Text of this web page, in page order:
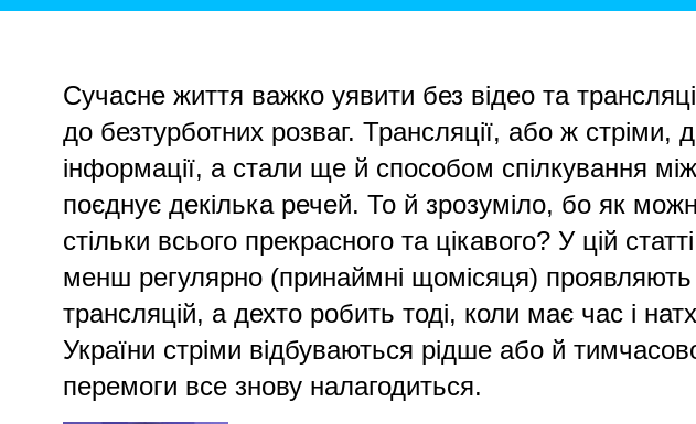
Сучасне життя важко уявити без відео та
до безтурботних розваг. Трансляції, або ж
інформації, а стали ще й способом спілкування
поєднує декілька речей. То й зрозуміло, бо як
стільки всього прекрасного та цікавого? У цій
менш регулярно (принаймні щомісяця)
трансляцій, а дехто робить тоді, коли має час і
України стріми відбуваються рідше або й
перемоги все знову налагодиться.